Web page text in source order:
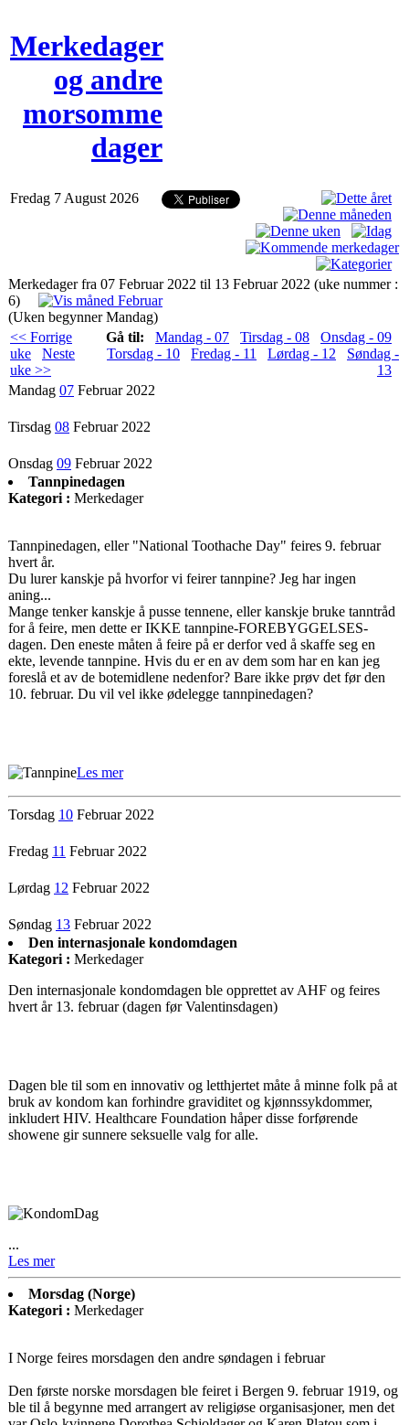
Merkedager
og andre
morsomme
dager
Fredag 7 August 2026
Merkedager fra 07 Februar 2022 til 13 Februar 2022 (uke nummer :
6)
(Uken begynner Mandag)
<< Forrige
uke
Neste
uke >>
Gå til: Mandag - 07 Tirsdag - 08
Onsdag - 09
Torsdag - 10
Fredag - 11 Lørdag - 12
Søndag -
13
Mandag 07 Februar 2022
Tirsdag 08 Februar 2022
Onsdag 09 Februar 2022
Tannpinedagen
Kategori : Merkedager
Tannpinedagen, eller "National Toothache Day" feires 9. februar
hvert år.
Du lurer kanskje på hvorfor vi feirer tannpine? Jeg har ingen
aning...
Mange tenker kanskje å pusse tennene, eller kanskje bruke tanntråd
for å feire, men dette er IKKE tannpine-FOREBYGGELSES-
dagen. Den eneste måten å feire på er derfor ved å skaffe seg en
ekte, levende tannpine. Hvis du er en av dem som har en kan jeg
foreslå et av de botemidlene nedenfor? Bare ikke prøv det før den
10. februar. Du vil vel ikke ødelegge tannpinedagen?
Les mer
Torsdag 10 Februar 2022
Fredag 11 Februar 2022
Lørdag 12 Februar 2022
Søndag 13 Februar 2022
Den internasjonale kondomdagen
Kategori : Merkedager
Den internasjonale kondomdagen ble opprettet av AHF og feires
hvert år 13. februar (dagen før Valentinsdagen)
Dagen ble til som en innovativ og letthjertet måte å minne folk på at
bruk av kondom kan forhindre graviditet og kjønnssykdommer,
inkludert HIV. Healthcare Foundation håper disse forførende
showene gir sunnere seksuelle valg for alle.
...
Les mer
Morsdag (Norge)
Kategori : Merkedager
I Norge feires morsdagen den andre søndagen i februar
Den første norske morsdagen ble feiret i Bergen 9. februar 1919, og
ble til å begynne med arrangert av religiøse organisasjoner, men det